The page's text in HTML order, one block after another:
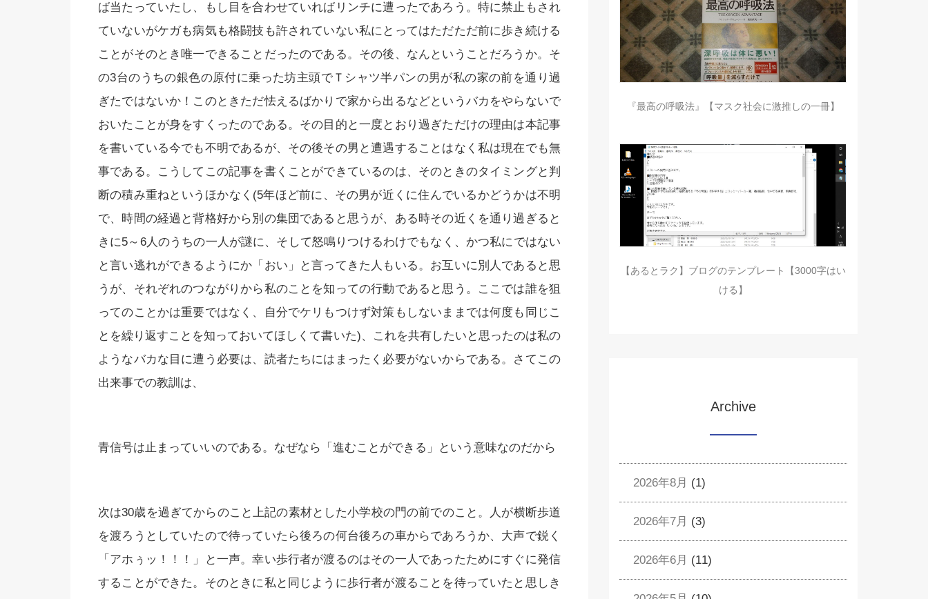
ば当たっていたし、もし目を合わせていればリンチに遭ったであろう。特に禁止もされ
ていないがケガも病気も格闘技も許されていない私にとってはただただ前に歩き続ける
ことがそのとき唯一できることだったのである。その後、なんということだろうか。そ
の3台のうちの銀色の原付に乗った坊主頭でＴシャツ半パンの男が私の家の前を通り過
ぎたではないか！このときただ怯えるばかりで家から出るなどというバカをやらないで
おいたことが身をすくったのである。その目的と一度とおり過ぎただけの理由は本記事
を書いている今でも不明であるが、その後その男と遭遇することはなく私は現在でも無
事である。こうしてこの記事を書くことができているのは、そのときのタイミングと判
断の積み重ねというほかなく(5年ほど前に、その男が近くに住んでいるかどうかは不明
で、時間の経過と背格好から別の集団であると思うが、ある時その近くを通り過ぎると
きに5～6人のうちの一人が謎に、そして怒鳴りつけるわけでもなく、かつ私にではない
と言い逃れができるようにか「おい」と言ってきた人もいる。お互いに別人であると思
うが、それぞれのつながりから私のことを知っての行動であると思う。ここでは誰を狙
ってのことかは重要ではなく、自分でケリもつけず対策もしないままでは何度も同じこ
とを繰り返すことを知っておいてほしくて書いた)、これを共有したいと思ったのは私の
ようなバカな目に遭う必要は、読者たちにはまったく必要がないからである。さてこの
出来事での教訓は、
青信号は止まっていいのである。なぜなら「進むことができる」という意味なのだから
次は30歳を過ぎてからのこと上記の素材とした小学校の門の前でのこと。人が横断歩道
を渡ろうとしていたので待っていたら後ろの何台後ろの車からであろうか、大声で鋭く
「アホぅッ！！！」と一声。幸い歩行者が渡るのはその一人であったためにすぐに発信
することができた。そのときに私と同じように歩行者が渡ることを待っていたと思しき
『最高の呼吸法』【マスク社会に激推しの一冊】
【あるとラク】ブログのテンプレート【3000字はい
ける】
Archive
2026年8月 (1)
2026年7月 (3)
2026年6月 (11)